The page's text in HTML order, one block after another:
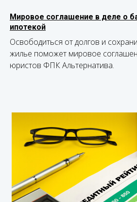
Мировое соглашение в деле о
ипотекой
Освободиться от долгов и
жилье поможет мировое
юристов ФПК Альтернатива.